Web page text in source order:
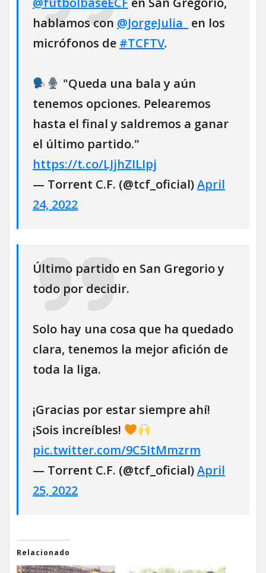
hablamos con @JorgeJulia_ en los
micrófonos de #TCFTV.
"Queda una bala y aún
tenemos opciones. Pelearemos
hasta el final y saldremos a ganar
el último partido."
https://t.co/LJjhZILIpj
— Torrent C.F. (@tcf_oficial)April
24, 2022
Último partido en San Gregorio y
todo por decidir.
Solo hay una cosa que ha quedado
clara, tenemos la mejor afición de
toda la liga.
¡Gracias por estar siempre ahí!
¡Sois increíbles!
pic.twitter.com/9C5ItMmzrm
— Torrent C.F. (@tcf_oficial)April
25, 2022
Relacionado